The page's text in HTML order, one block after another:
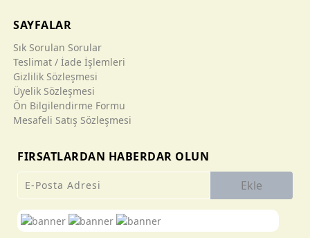
SAYFALAR
Sık Sorulan Sorular
Teslimat / İade İşlemleri
Gizlilik Sözleşmesi
Üyelik Sözleşmesi
Ön Bilgilendirme Formu
Mesafeli Satış Sözleşmesi
FIRSATLARDAN HABERDAR OLUN
Ekle